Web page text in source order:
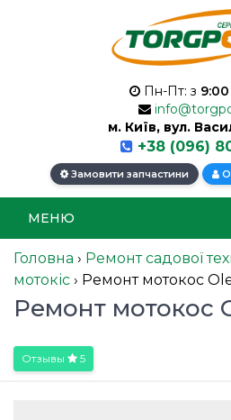
Пн-Пт: з 9:00
м. Київ, вул.
+38 (096)
Замовити запчастини
МЕНЮ
Головна › Ремонт садової
мотокіс › Ремонт мотокос
Ремонт мотокос
Отзывы 5